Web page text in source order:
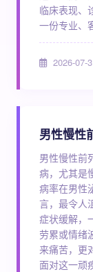
临床表现、
一份专业、
2026-07-
男性慢性
男性慢性前
病，尤其是
病率在男性
言，最令人
症状缓解，
劳累或情绪
来痛苦，更
面对这一顽